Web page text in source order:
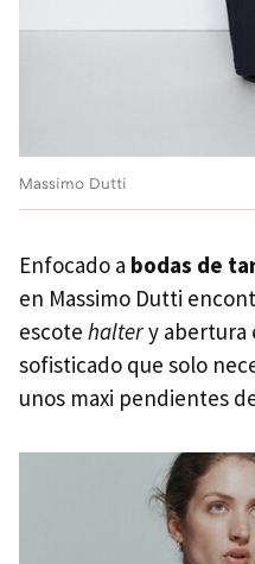
Massimo Dutti
Enfocado a bodas de
en Massimo Dutti
escote haltery abertura
sofisticado que solo
unos maxi pendientes